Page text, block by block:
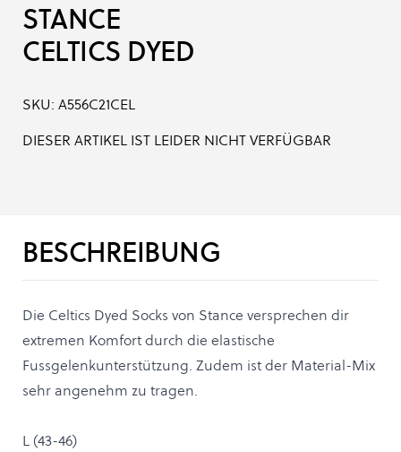
STANCE
CELTICS DYED
SKU: A556C21CEL
DIESER ARTIKEL IST LEIDER NICHT VERFÜGBAR
BESCHREIBUNG
Die Celtics Dyed Socks von Stance versprechen dir
extremen Komfort durch die elastische
Fussgelenkunterstützung. Zudem ist der Material-Mix
sehr angenehm zu tragen.
L (43-46)